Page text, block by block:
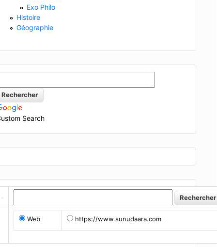
Exo Philo
Histoire
Géographie
Search
Web https://www.sunudaara.com